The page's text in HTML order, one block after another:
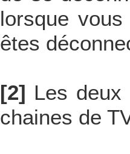
lorsque
êtes
[2] Les deux
chaines de